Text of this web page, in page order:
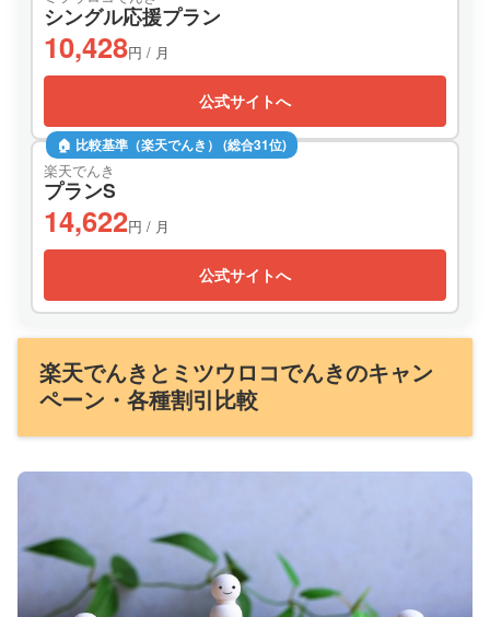
シングル応援プラン
10,428円 / 月
公式サイトへ
🏠 比較基準（楽天でんき） (総合31位)
楽天でんき
プランS
14,622円 / 月
公式サイトへ
楽天でんきとミツウロコでんきのキャン
ペーン・各種割引比較